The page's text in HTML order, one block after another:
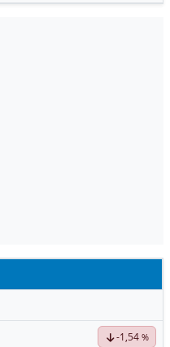
-1,54 %